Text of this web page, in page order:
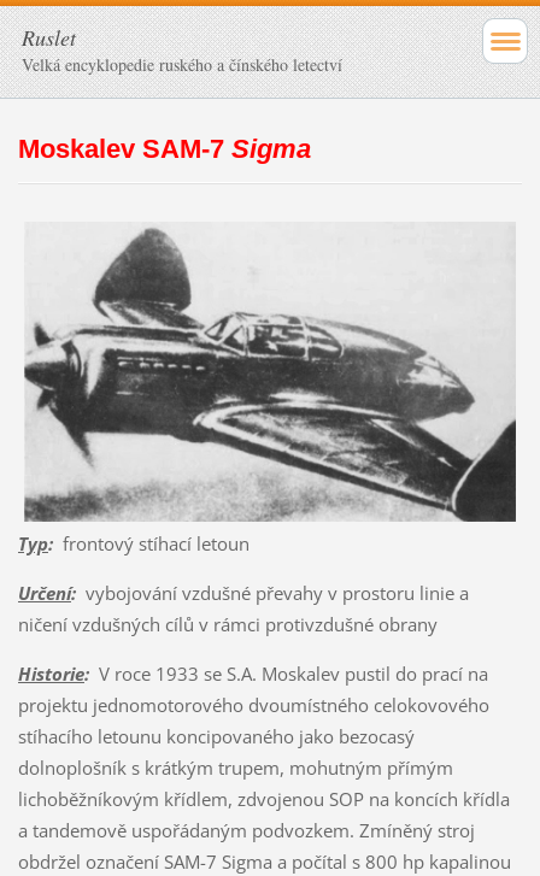
Ruslet
Velká encyklopedie ruského a čínského letectví
Moskalev SAM-7 Sigma
Typ:frontový stíhací letoun
Určení:vybojování vzdušné převahy v prostoru linie a
ničení vzdušných cílů v rámci protivzdušné obrany
Historie:V roce 1933 se S.A. Moskalev pustil do prací na
projektu jednomotorového dvoumístného celokovového
stíhacího letounu koncipovaného jako bezocasý
dolnoplošník s krátkým trupem, mohutným přímým
lichoběžníkovým křídlem, zdvojenou SOP na koncích křídla
a tandemově uspořádaným podvozkem. Zmíněný stroj
obdržel označení SAM-7 Sigma a počítal s 800 hp kapalinou